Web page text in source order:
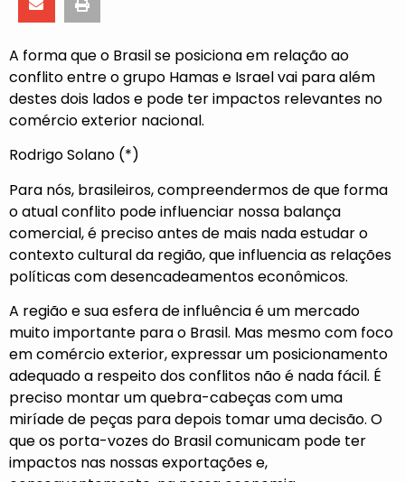
A forma que o Brasil se posiciona em relação ao
conflito entre o grupo Hamas e Israel vai para além
destes dois lados e pode ter impactos relevantes no
comércio exterior nacional.
Rodrigo Solano (*)
Para nós, brasileiros, compreendermos de que forma
o atual conflito pode influenciar nossa balança
comercial, é preciso antes de mais nada estudar o
contexto cultural da região, que influencia as relações
políticas com desencadeamentos econômicos.
A região e sua esfera de influência é um mercado
muito importante para o Brasil. Mas mesmo com foco
em comércio exterior, expressar um posicionamento
adequado a respeito dos conflitos não é nada fácil. É
preciso montar um quebra-cabeças com uma
miríade de peças para depois tomar uma decisão. O
que os porta-vozes do Brasil comunicam pode ter
impactos nas nossas exportações e,